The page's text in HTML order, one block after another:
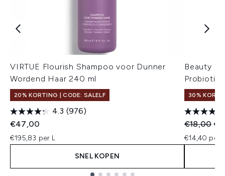
VIRTUE Flourish Shampoo voor Dunner
Wordend Haar 240 ml
20% KORTING | CODE: SALELF
4.3 (976)
€47,00
€195,83 per L
SNEL KOPEN
Beauty of
30%
€18,00
€14,40 per